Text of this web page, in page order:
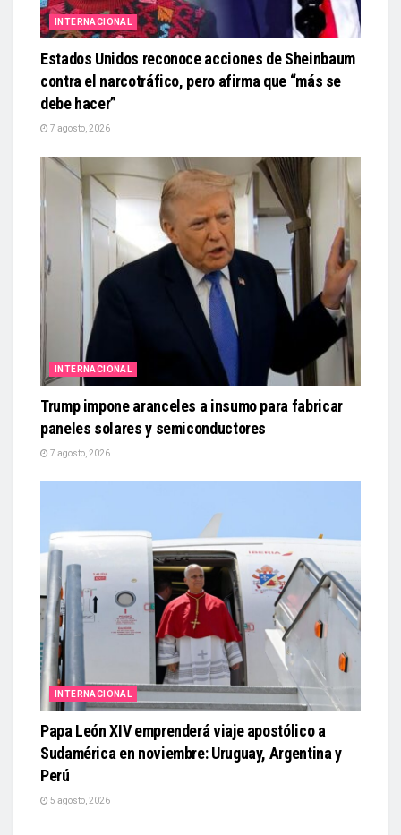
INTERNACIONAL
Estados Unidos reconoce acciones de Sheinbaum
contra el narcotráfico, pero afirma que “más se
debe hacer”
7 agosto, 2026
INTERNACIONAL
Trump impone aranceles a insumo para fabricar
paneles solares y semiconductores
7 agosto, 2026
INTERNACIONAL
Papa León XIV emprenderá viaje apostólico a
Sudamérica en noviembre: Uruguay, Argentina y
Perú
5 agosto, 2026